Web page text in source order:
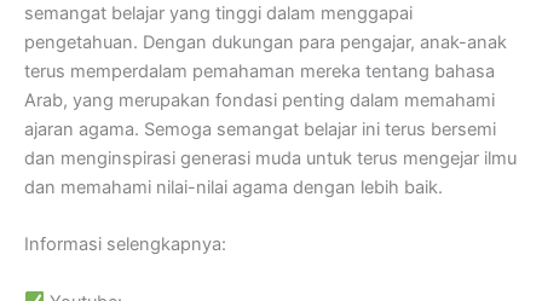
semangat belajar yang tinggi dalam menggapai
pengetahuan. Dengan dukungan para pengajar, anak-anak
terus memperdalam pemahaman mereka tentang bahasa
Arab, yang merupakan fondasi penting dalam memahami
ajaran agama. Semoga semangat belajar ini terus bersemi
dan menginspirasi generasi muda untuk terus mengejar ilmu
dan memahami nilai-nilai agama dengan lebih baik.
Informasi selengkapnya: